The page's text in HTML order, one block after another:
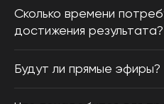
Сколько времени
достижения результата?
Будут ли прямые эфиры?